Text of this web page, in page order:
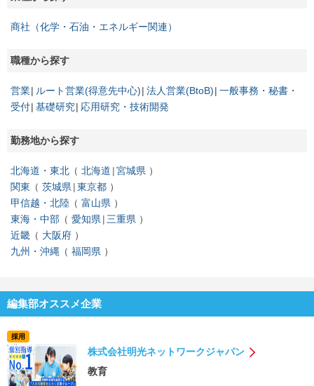
商社（化学・石油・エネルギー関連）
職種から探す
営業 ルート営業(得意先中心) 法人営業(BtoB) 一般事務・秘書・
受付 基礎研究 応用研究・技術開発
勤務地から探す
北海道・東北 北海道 宮城県
関東
茨城県 東京都
甲信越・北陸
富山県
東海・中部
愛知県
三重県
近畿
大阪府
九州・沖縄
福岡県
編集部オススメ企業
採用
株式会社明光ネットワークジャパン
教育